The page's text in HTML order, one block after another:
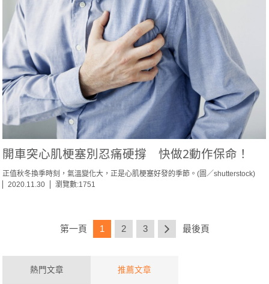
開車突心肌梗塞別忍痛硬撐 快做2動作保命！
正值秋冬換季時刻，氣溫變化大，正是心肌梗塞好發的季節。(圖／shutterstock)
2020.11.30
瀏覽數:1751
第一頁 1 2 3 最後頁
熱門文章 推薦文章